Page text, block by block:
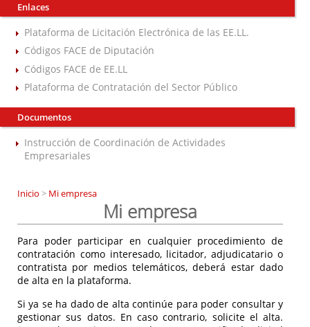
Enlaces
Plataforma de Licitación Electrónica de las EE.LL.
Códigos FACE de Diputación
Códigos FACE de EE.LL
Plataforma de Contratación del Sector Público
Documentos
Instrucción de Coordinación de Actividades
Empresariales
Inicio > Mi empresa
Mi empresa
Para poder participar en cualquier procedimiento de
contratación como interesado, licitador, adjudicatario o
contratista por medios telemáticos, deberá estar dado
de alta en la plataforma.
Si ya se ha dado de alta continúe para poder consultar y
gestionar sus datos. En caso contrario, solicite el alta.